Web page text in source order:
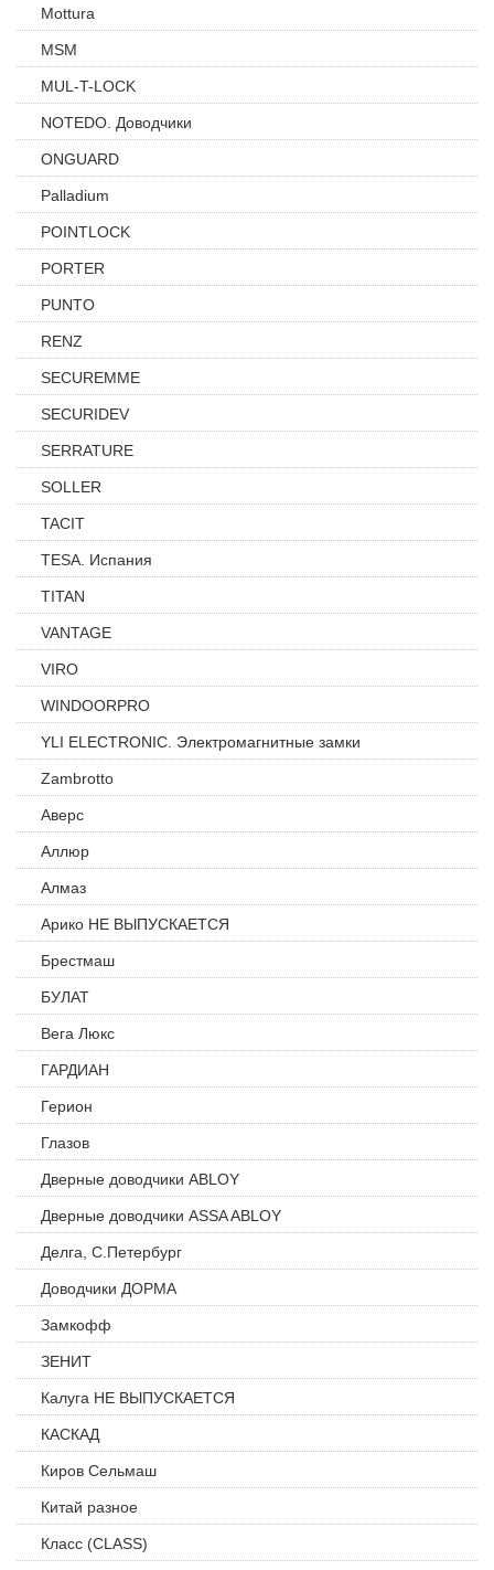
Mottura
MSM
MUL-T-LOCK
NOTEDO. Доводчики
ONGUARD
Palladium
POINTLOCK
PORTER
PUNTO
RENZ
SECUREMME
SECURIDEV
SERRATURE
SOLLER
TACIT
TESA. Испания
TITAN
VANTAGE
VIRO
WINDOORPRO
YLI ELECTRONIC. Электромагнитные замки
Zambrotto
Аверс
Аллюр
Алмаз
Арико НЕ ВЫПУСКАЕТСЯ
Брестмаш
БУЛАТ
Вега Люкс
ГАРДИАН
Герион
Глазов
Дверные доводчики ABLOY
Дверные доводчики ASSA ABLOY
Делга, С.Петербург
Доводчики ДОРМА
Замкофф
ЗЕНИТ
Калуга НЕ ВЫПУСКАЕТСЯ
КАСКАД
Киров Сельмаш
Китай разное
Класс (CLASS)